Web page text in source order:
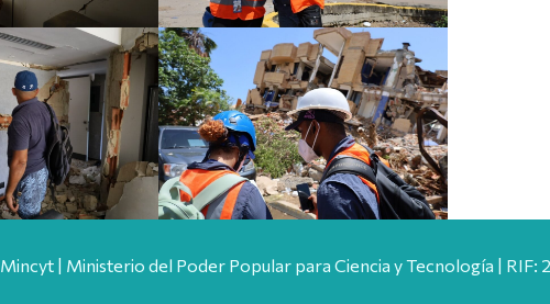
Mincyt | Ministerio del Poder Popular para Ciencia y Tecnología | RIF: